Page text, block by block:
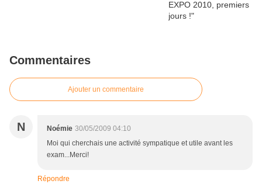
Commentaires
Ajouter un commentaire
N Noémie 30/05/2009 04:10
Moi qui cherchais une activité sympatique et utile avant les
exam...Merci!
Répondre